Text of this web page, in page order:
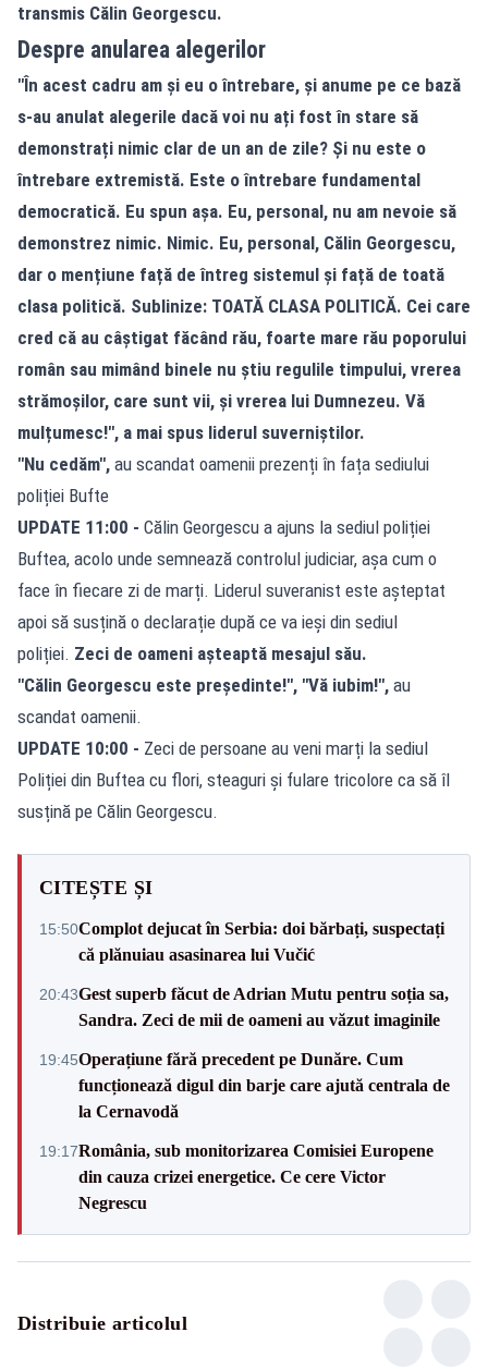
transmis Călin Georgescu.
Despre anularea alegerilor
"În acest cadru am și eu o întrebare, și anume pe ce bază
s-au anulat alegerile dacă voi nu ați fost în stare să
demonstrați nimic clar de un an de zile? Și nu este o
întrebare extremistă. Este o întrebare fundamental
democratică. Eu spun așa. Eu, personal, nu am nevoie să
demonstrez nimic. Nimic. Eu, personal, Călin Georgescu,
dar o mențiune față de întreg sistemul și față de toată
clasa politică. Sublinize: TOATĂ CLASA POLITICĂ. Cei care
cred că au câștigat făcând rău, foarte mare rău poporului
român sau mimând binele nu știu regulile timpului, vrerea
strămoșilor, care sunt vii, și vrerea lui Dumnezeu. Vă
mulțumesc!", a mai spus liderul suverniștilor.
"Nu cedăm", au scandat oamenii prezenți în fața sediului
poliției Bufte
UPDATE 11:00 - Călin Georgescu a ajuns la sediul poliției
Buftea, acolo unde semnează controlul judiciar, așa cum o
face în fiecare zi de marți. Liderul suveranist este așteptat
apoi să susțină o declarație după ce va ieși din sediul
poliției. Zeci de oameni așteaptă mesajul său.
"Călin Georgescu este președinte!", "Vă iubim!", au
scandat oamenii.
UPDATE 10:00 - Zeci de persoane au veni marți la sediul
Poliției din Buftea cu flori, steaguri și fulare tricolore ca să îl
susțină pe Călin Georgescu.
CITEȘTE ȘI
15:50Complot dejucat în Serbia: doi bărbați, suspectați
că plănuiau asasinarea lui Vučić
20:43Gest superb făcut de Adrian Mutu pentru soția sa,
Sandra. Zeci de mii de oameni au văzut imaginile
19:45Operațiune fără precedent pe Dunăre. Cum
funcționează digul din barje care ajută centrala de
la Cernavodă
19:17România, sub monitorizarea Comisiei Europene
din cauza crizei energetice. Ce cere Victor
Negrescu
Distribuie articolul